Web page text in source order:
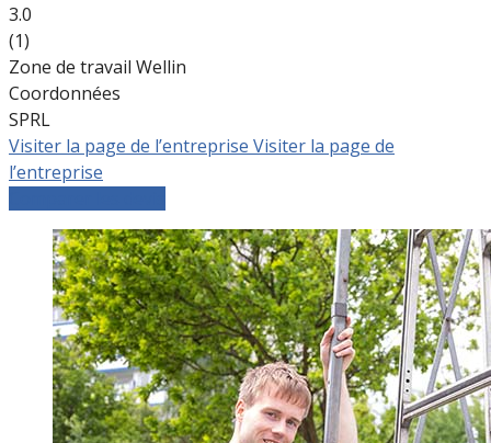
3.0
(1)
Zone de travail Wellin
Coordonnées
SPRL
Visiter la page de l’entreprise Visiter la page de
l’entreprise